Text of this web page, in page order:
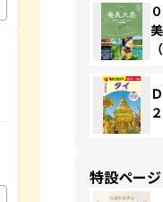
特設ページ